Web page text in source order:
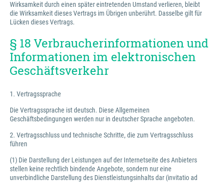
Wirksamkeit durch einen später eintretenden Umstand verlieren, bleibt
die Wirksamkeit dieses Vertrags im Übrigen unberührt. Dasselbe gilt für
Lücken dieses Vertrags.
§ 18 Verbraucherinformationen und
Informationen im elektronischen
Geschäftsverkehr
1. Vertragssprache
Die Vertragssprache ist deutsch. Diese Allgemeinen
Geschäftsbedingungen werden nur in deutscher Sprache angeboten.
2. Vertragsschluss und technische Schritte, die zum Vertragsschluss
führen
(1) Die Darstellung der Leistungen auf der Internetseite des Anbieters
stellen keine rechtlich bindende Angebote, sondern nur eine
unverbindliche Darstellung des Dienstleistungsinhalts dar (invitatio ad